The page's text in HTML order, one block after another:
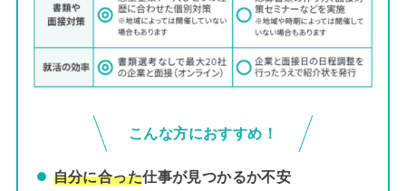
こんな方におすすめ！
自分に合った仕事が見つかるか不安